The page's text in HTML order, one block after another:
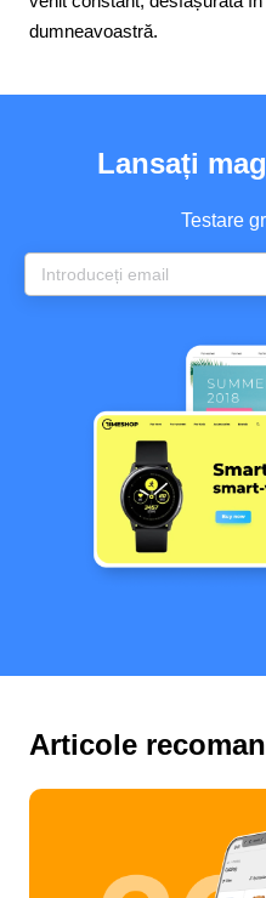
dumneavoastră.
Lansați
Testare
Articole